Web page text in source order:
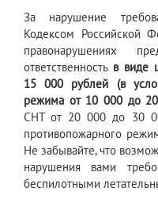
За нарушение
Кодексом Российской
правонарушениях
ответственность в виде
15 000 рублей (в
режима от 10 000 до
СНТ от 20 000 до 30
противопожарного
Не забывайте, что
нарушения вами
беспилотными